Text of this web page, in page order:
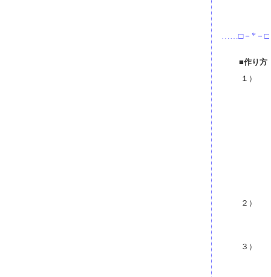
……□－*－□
■作り方
１）
２）
３）